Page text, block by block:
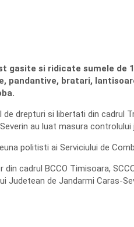
si ridicate sumele de
pandantive, bratari,
drepturi si libertati din cadrul
au luat masura
politisti ai Serviciului de
cadrul BCCO Timisoara,
Judetean de Jandarmi Caras-